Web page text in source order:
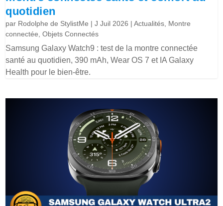
quotidien
par Rodolphe de StylistMe |J Juil 2026 |Actualités Montre
connectée ,Objets Connectés
Samsung Galaxy Watch9 : test de la montre connectée
santé au quotidien, 390 mAh, Wear OS 7 et IA Galaxy
Health pour le bien-être.